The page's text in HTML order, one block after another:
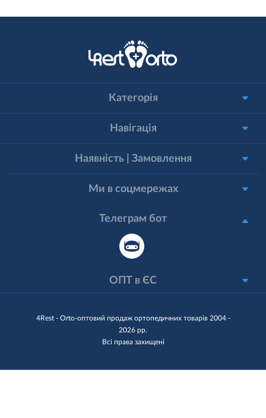
4Rest - Orto-оптовий продаж ортопедичних товарів 2004 -
2026 рр.
Всі права захищені
Категорія
Навігація
Наявність | Замовлення
Ми в соцмережах
Телеграм бот
ОПТ в ЄС